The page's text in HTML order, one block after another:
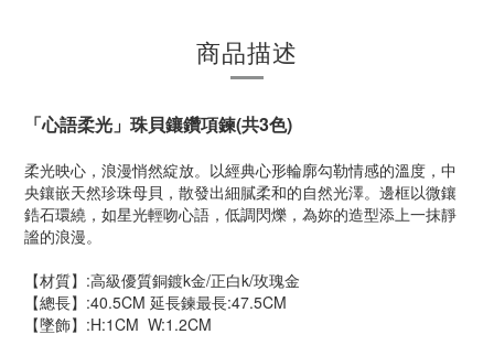
商品描述
「心語柔光」珠貝鑲鑽項鍊(共3色)
柔光映心，浪漫悄然綻放。以經典心形輪廓勾勒情感的溫度，中
央鑲嵌天然珍珠母貝，散發出細膩柔和的自然光澤。邊框以微鑲
鋯石環繞，如星光輕吻心語，低調閃爍，為妳的造型添上一抹靜
謐的浪漫。
【材質】:高級優質銅鍍k金/正白k/玫瑰金
【總長】:40.5CM 延長鍊最長:47.5CM
【墜飾】:H:1CM W:1.2CM